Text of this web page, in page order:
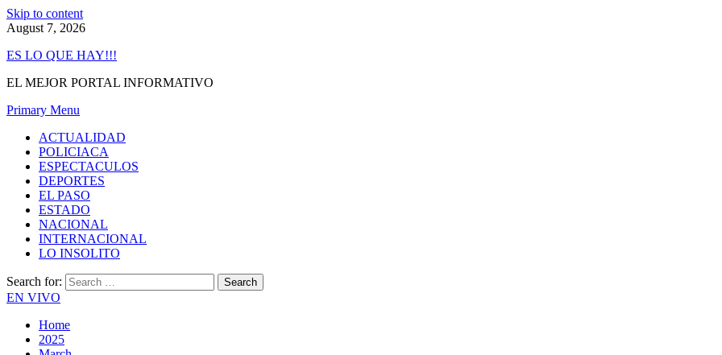
Skip to content
August 7, 2026
ES LO QUE HAY!!!
EL MEJOR PORTAL INFORMATIVO
Primary Menu
ACTUALIDAD
POLICIACA
ESPECTACULOS
DEPORTES
EL PASO
ESTADO
NACIONAL
INTERNACIONAL
LO INSOLITO
Search for:
EN VIVO
Home
2025